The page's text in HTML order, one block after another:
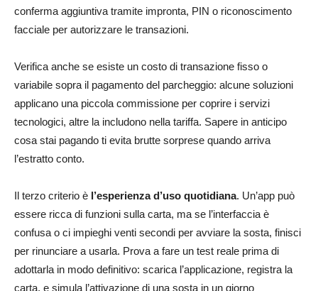
conferma aggiuntiva tramite impronta, PIN o riconoscimento
facciale per autorizzare le transazioni.
Verifica anche se esiste un costo di transazione fisso o
variabile sopra il pagamento del parcheggio: alcune soluzioni
applicano una piccola commissione per coprire i servizi
tecnologici, altre la includono nella tariffa. Sapere in anticipo
cosa stai pagando ti evita brutte sorprese quando arriva
l’estratto conto.
Il terzo criterio è l’esperienza d’uso quotidiana. Un’app può
essere ricca di funzioni sulla carta, ma se l’interfaccia è
confusa o ci impieghi venti secondi per avviare la sosta, finisci
per rinunciare a usarla. Prova a fare un test reale prima di
adottarla in modo definitivo: scarica l’applicazione, registra la
carta, e simula l’attivazione di una sosta in un giorno